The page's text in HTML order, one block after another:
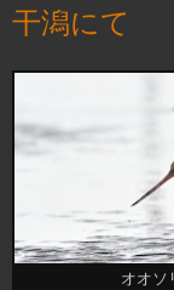
干潟にて
オオソ